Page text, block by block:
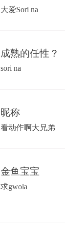
大爱Sori na
成熟的任性？
sori na
昵称
看动作啊大兄弟
金鱼宝宝
求gwola